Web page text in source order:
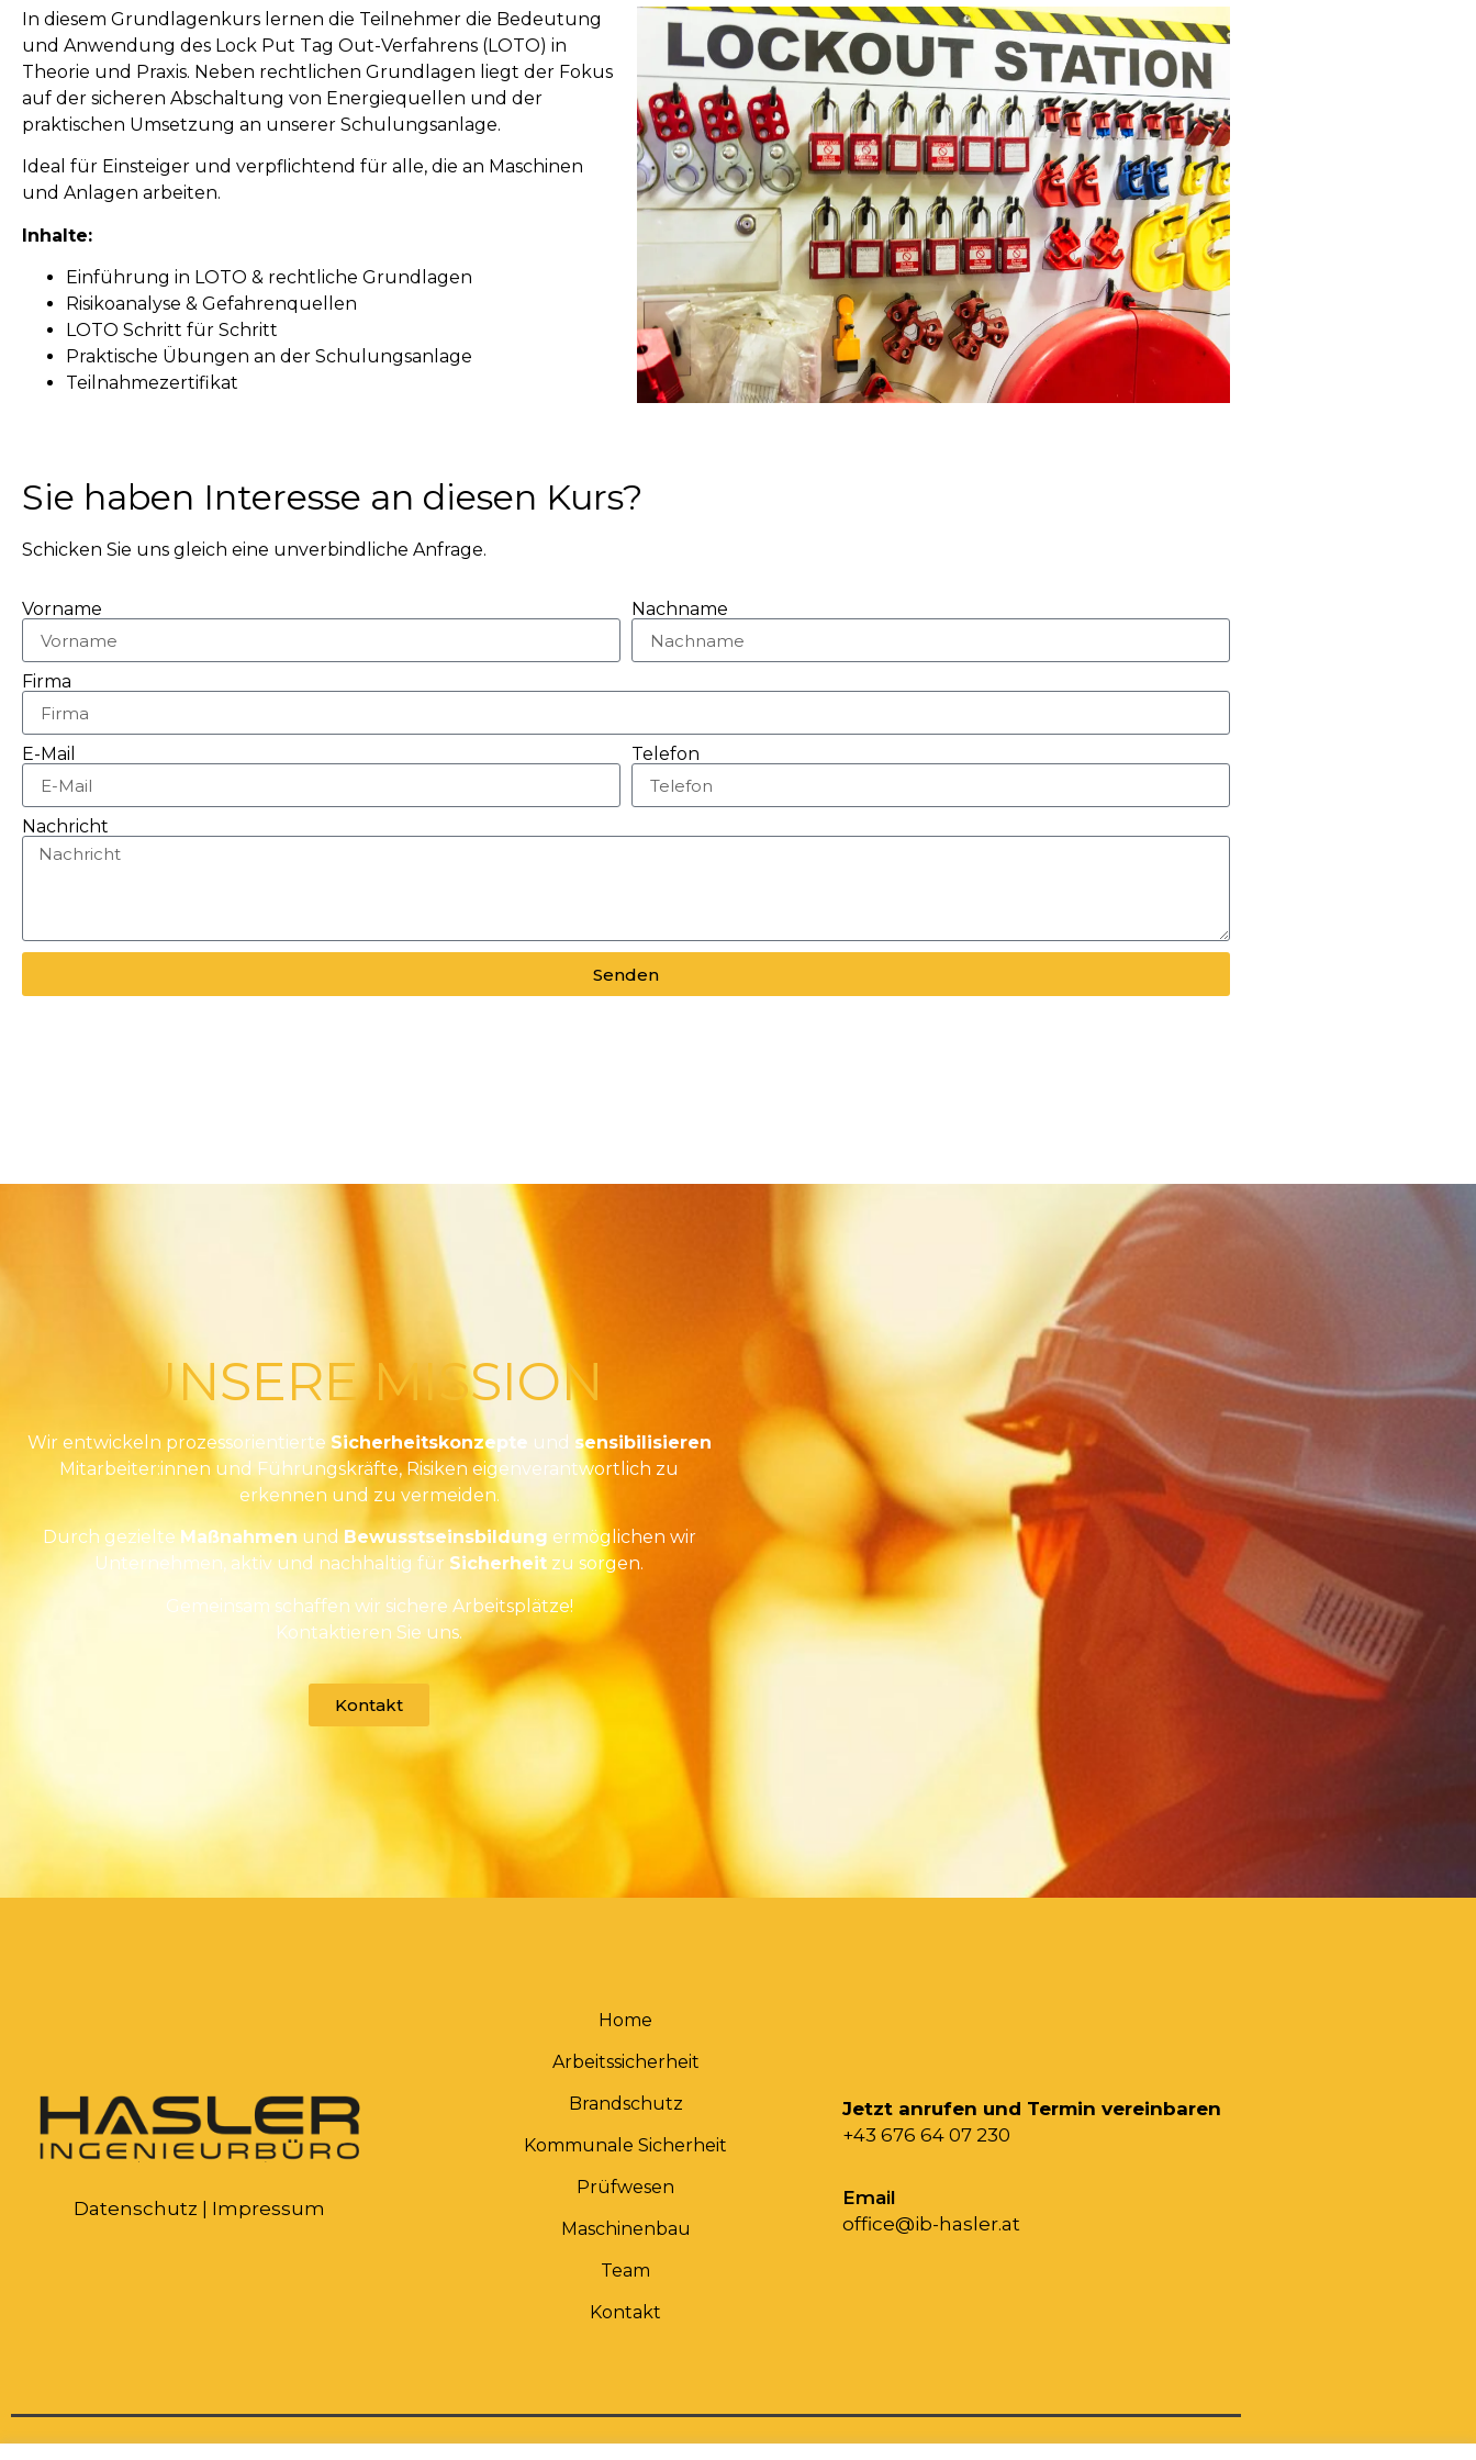
In diesem Grundlagenkurs lernen die Teilnehmer die Bedeutung
und Anwendung des Lock Put Tag Out-Verfahrens (LOTO) in
Theorie und Praxis. Neben rechtlichen Grundlagen liegt der Fokus
auf der sicheren Abschaltung von Energiequellen und der
praktischen Umsetzung an unserer Schulungsanlage.
Ideal für Einsteiger und verpflichtend für alle, die an Maschinen
und Anlagen arbeiten.
Inhalte:
Einführung in LOTO & rechtliche Grundlagen
Risikoanalyse & Gefahrenquellen
LOTO Schritt für Schritt
Praktische Übungen an der Schulungsanlage
Teilnahmezertifikat
Sie haben Interesse an diesen Kurs?
Schicken Sie uns gleich eine unverbindliche Anfrage.
Vorname Nachname
Firma
E-Mail Telefon
Nachricht
Senden
UNSERE MISSION
Wir entwickeln prozessorientierte Sicherheitskonzepte und sensibilisieren
Mitarbeiter:innen und Führungskräfte, Risiken eigenverantwortlich zu
erkennen und zu vermeiden.
Durch gezielte MaßnahmenundBewusstseinsbildung ermöglichen wir
Unternehmen, aktiv und nachhaltig für Sicherheit zu sorgen.
Gemeinsam schaffen wir sichere Arbeitsplätze!
Kontaktieren Sie uns.
Kontakt
Datenschutz Impressum
Home
Arbeitssicherheit
Brandschutz
Kommunale Sicherheit
Prüfwesen
Maschinenbau
Team
Kontakt
Jetzt anrufen und Termin vereinbaren
+43 676 64 07 230
Email
office@ib-hasler.at